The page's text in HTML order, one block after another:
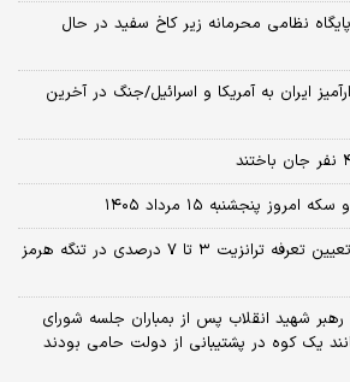
نظامی محرمانه زیر کاخ سفید در حال
ایران به آمریکا و اسرائیل/جنگ در آخرین
پنجشنبه ۱۵ مرداد ۱۴۰۵
رویترز: ایران و عمان برای تعیین تعرفه ترانزیت ۳ تا ۷ درصدی در تنگه هرمز
رهبر شهید انقلاب پس از بمباران جلسه شورای
یک کوه در پشتیبانی از دولت حامی بودند